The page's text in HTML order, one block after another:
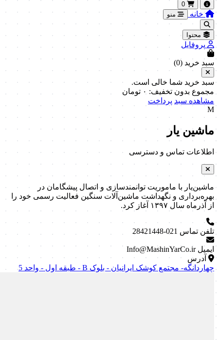
0
خانه منو
محتوا
پروفایل
سبد خرید (0
)
سبد خرید شما خالی است.
مجموع بدون تخفیف: ۰ تومان
مشاهده سبد پرداخت
M
ماشین یار
اطلاعات تماس و دسترسی
ماشین‌یار با ماموریت توانمندسازی و اتصال پیشگامان در
بهره‌برداری و نگهداشت ماشین‌آلات سنگین فعالیت رسمی خود را
از آذرماه سال ۱۳۹۷ آغاز کرد.
تلفن تماس 021-28421448
ایمیل Info@MashinYarCo.ir
آدرس
چهاردانگه- مجتمع کوشک ایرانیان - بلوک B - طبقه اول - واحد 5